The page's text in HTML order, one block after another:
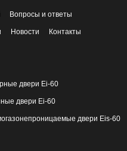
Вопросы и ответы
Новости Контакты
двери Ei-60
двери Ei-60
двери Eis-60